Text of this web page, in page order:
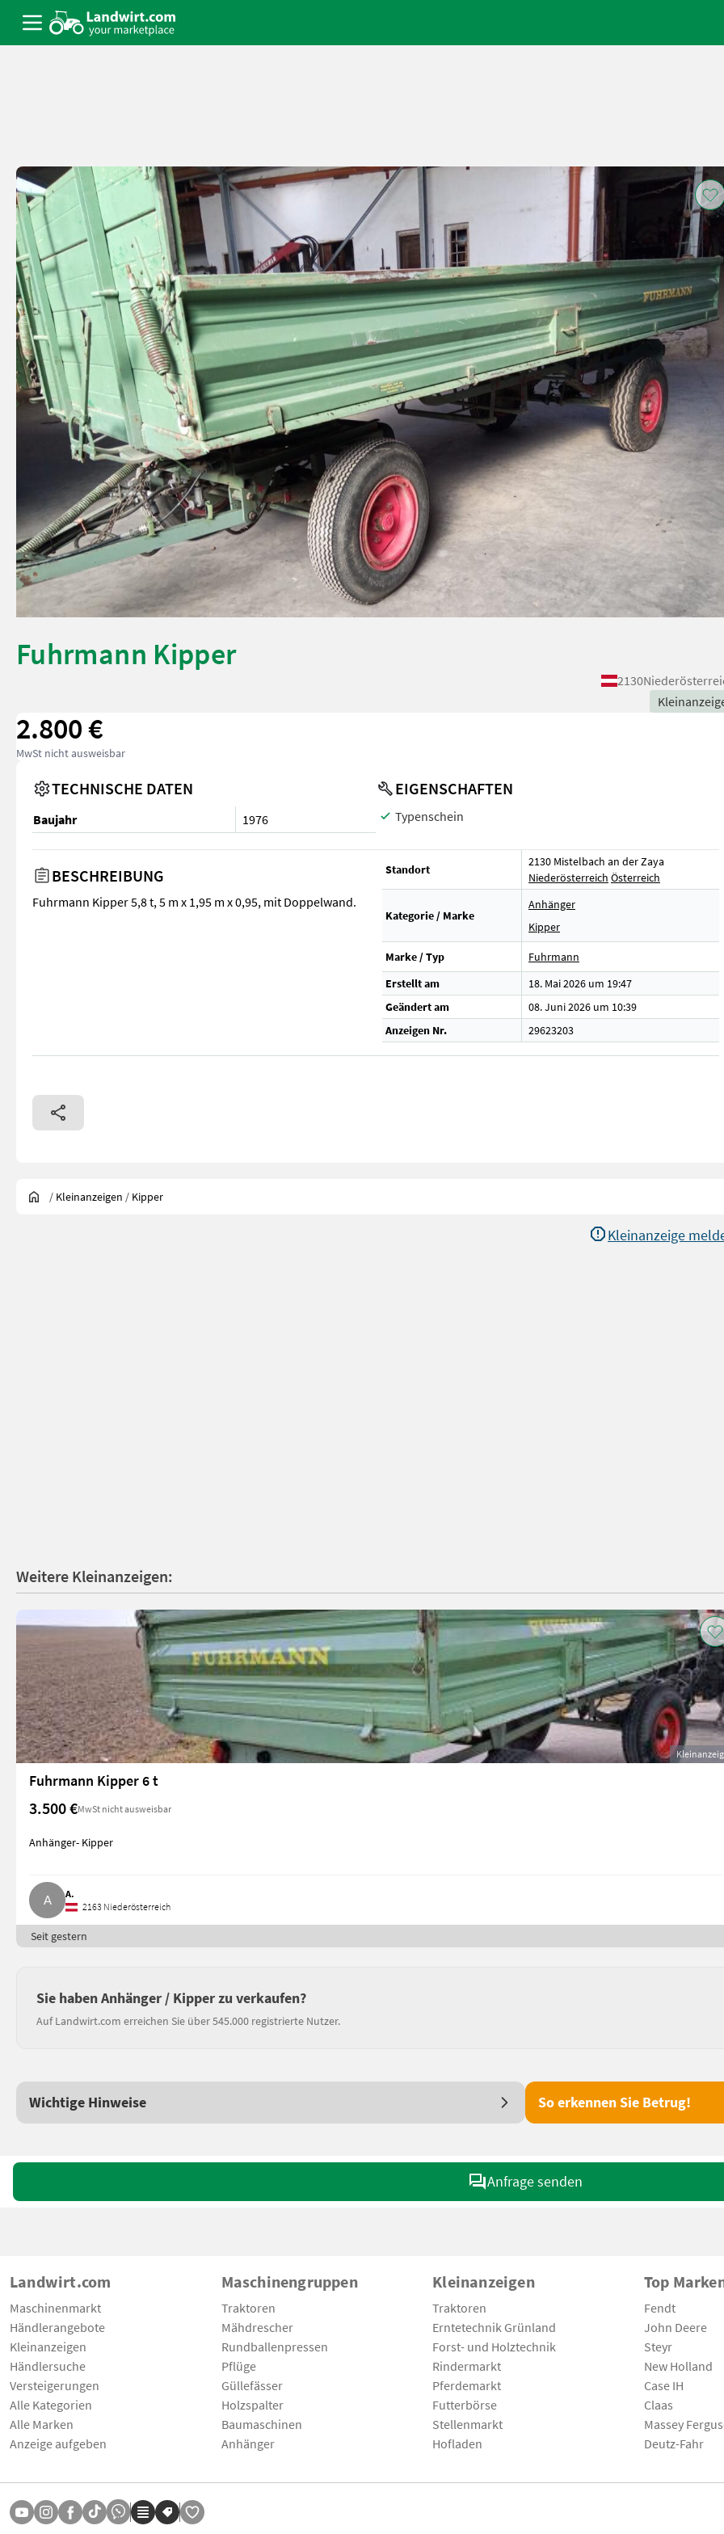
Fuhrmann Kipper
2130
2.800 €
MwSt nicht ausweisbar
TECHNISCHE DATEN
Baujahr 1976
EIGENSCHAFTEN
Typenschein
BESCHREIBUNG
Fuhrmann Kipper 5,8 t, 5 m x 1,95 m x 0,95, mit Doppelwand.
Standort
2130 Mistelbach an der Zaya
Niederösterreich Österreich
Kategorie / Marke
Anhänger
Kipper
Marke / Typ
Fuhrmann
Erstellt am
18. Mai 2026 um 19:47
Geändert am
08. Juni 2026 um 10:39
Anzeigen Nr.
29623203
/ Kleinanzeigen / Kipper
Kleinanzeige
Weitere Kleinanzeigen:
Fuhrmann Kipper 6 t
3.500 €MwSt nicht ausweisbar
Anhänger- Kipper
A.
2163 Niederösterreich
Seit gestern
Sie haben Anhänger / Kipper zu verkaufen?
Auf Landwirt.com erreichen Sie über 545.000 registrierte Nutzer.
Wichtige Hinweise So erkennen Sie Betrug!
Anfrage senden
Landwirt.com
Maschinenmarkt
Händlerangebote
Kleinanzeigen
Händlersuche
Versteigerungen
Alle Kategorien
Alle Marken
Anzeige aufgeben
Maschinengruppen
Traktoren
Mähdrescher
Rundballenpressen
Pflüge
Güllefässer
Holzspalter
Baumaschinen
Anhänger
Kleinanzeigen
Traktoren
Erntetechnik Grünland
Forst- und Holztechnik
Rindermarkt
Pferdemarkt
Futterbörse
Stellenmarkt
Hofladen
Top
Fendt
John Deere
Steyr
New Holland
Case IH
Claas
Massey
Deutz-Fahr